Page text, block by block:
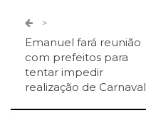
Facebook Messenger
>
Emanuel fará reunião
com prefeitos para
tentar impedir
realização de Carnaval